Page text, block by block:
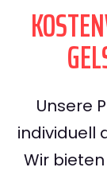
Unsere
individuell
Wir